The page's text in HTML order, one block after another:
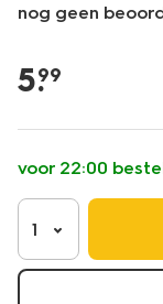
nog geen
slapen/wonen/
in-
magnolia-
13507584.html
5.
99
voor 22:00
1